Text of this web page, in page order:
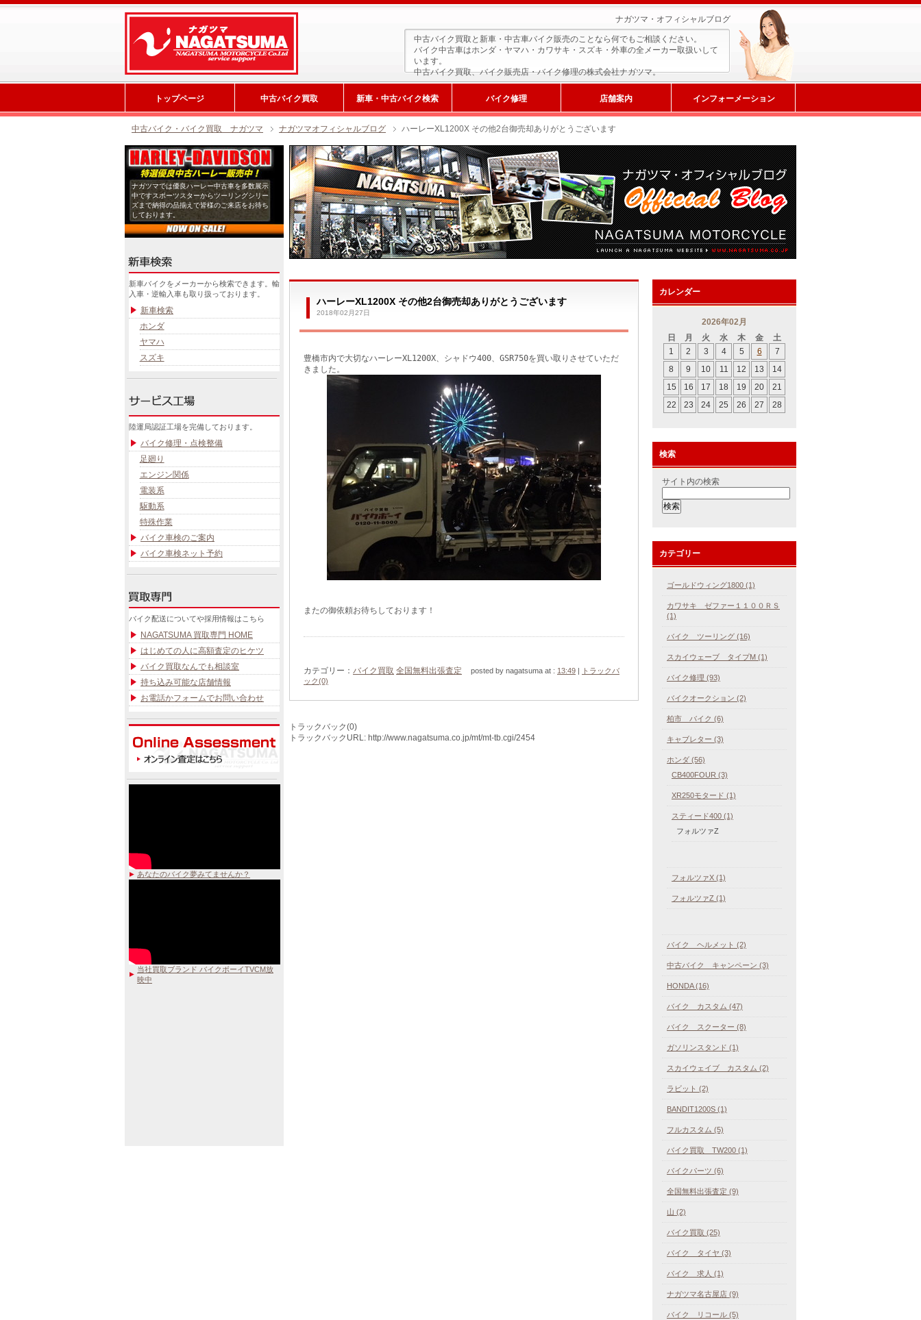
ナガツマ・オフィシャルブログ
中古バイク買取と新車・中古車バイク販売のことなら何でもご相談ください。
バイク中古車はホンダ・ヤマハ・カワサキ・スズキ・外車の全メーカー取扱いして
います。
中古バイク買取、バイク販売店・バイク修理の株式会社ナガツマ。
トップページ 中古バイク買取 新車・中古バイク検索 バイク修理 店舗案内 インフォーメーション
中古バイク・バイク買取 ナガツマ ナガツマオフィシャルブログ ハーレーXL1200X その他2台御売却ありがとうございます
ハーレーXL1200X その他2台御売却ありがとうございます
2018年02月27日
豊橋市内で大切なハーレーXL1200X、シャドウ400、GSR750を買い取りさせていただ
きました。
またの御依頼お待ちしております！
カテゴリー： バイク買取 全国無料出張査定 posted by nagatsuma at : 13:49 |
トラックバ
ック(0)
トラックバック(0)
トラックバックURL: http://www.nagatsuma.co.jp/mt/mt-tb.cgi/2454
カレンダー
2026年02月
日
月 火 水 木 金
土
1
2 3 4 5 6
7
8
9 10 11 12 13
14
15
16 17 18 19 20
21
22
23 24 25 26 27 28
検索
サイト内の検索
カテゴリー
ゴールドウィング1800 (1)
カワサキ ゼファー１１００ＲＳ
(1)
バイク ツーリング (16)
スカイウェーブ タイプM (1)
バイク修理 (93)
バイクオークション (2)
柏市 バイク (6)
キャブレター (3)
ホンダ (56)
CB400FOUR (3)
XR250モタード (1)
スティード400 (1)
フォルツァZ
フォルツァX (1)
フォルツァZ (1)
バイク ヘルメット (2)
中古バイク キャンペーン (3)
HONDA (16)
バイク カスタム (47)
バイク スクーター (8)
ガソリンスタンド (1)
スカイウェイブ カスタム (2)
ラビット (2)
BANDIT1200S (1)
フルカスタム (5)
バイク買取 TW200 (1)
バイクパーツ (6)
全国無料出張査定 (9)
山 (2)
バイク買取 (25)
バイク タイヤ (3)
バイク 求人 (1)
ナガツマ名古屋店 (9)
バイク リコール (5)
ナガツマでは優良ハーレー中古車を多数展示
中ですスポーツスターからツーリングシリー
ズまで納得の品揃えで皆様のご来店をお待ち
しております。
新車検索
新車バイクをメーカーから検索できます。輸
入車・逆輸入車も取り扱っております。
新車検索
ホンダ
ヤマハ
スズキ
サービス工場
陸運局認証工場を完備しております。
バイク修理・点検整備
足廻り
エンジン関係
電装系
駆動系
特殊作業
バイク車検のご案内
バイク車検ネット予約
バイク配送についてや採用情報はこちら
NAGATSUMA 買取専門 HOME
はじめての人に高額査定のヒケツ
バイク買取なんでも相談室
持ち込み可能な店舗情報
お電話かフォームでお問い合わせ
あなたのバイク夢みてませんか？
当社買取ブランド バイクボーイTVCM放
映中